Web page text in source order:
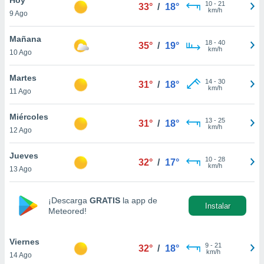
y
en
más
de
cookies
aceptar
9 Ago
33° / 18° 10- 21
km/h
Mañana
10 Ago
35° / 19° 18- 40
km/h
Martes
11 Ago
31° / 18° 14- 30
km/h
Miércoles
12 Ago
31° / 18° 13- 25
km/h
Jueves
13 Ago
32° / 17° 10- 28
km/h
¡Descarga GRATIS la app de
Meteored!
Instalar
Viernes
14 Ago
32° / 18° 9- 21
km/h